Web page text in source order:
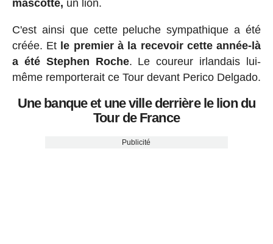
mascotte, un lion.
C'est ainsi que cette peluche sympathique a été
créée. Et le premier à la recevoir cette année-là
a été Stephen Roche. Le coureur irlandais lui-
même remporterait ce Tour devant Perico Delgado.
Une banque et une ville derrière le lion du
Tour de France
Publicité